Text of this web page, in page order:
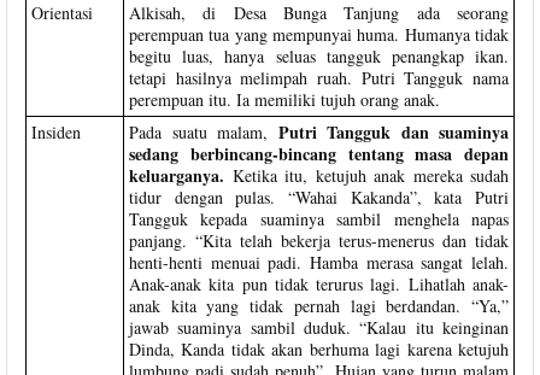
Orientasi
Alkisah, di Desa Bunga Tanjung ada seorang
perempuan tua yang mempunyai huma. Humanya tidak
begitu luas, hanya seluas tangguk penangkap ikan.
tetapi hasilnya melimpah ruah. Putri Tangguk nama
perempuan itu. Ia memiliki tujuh orang anak.
Insiden
Pada suatu malam, Putri Tangguk dan suaminya
sedang berbincang-bincang tentang masa depan
keluarganya. Ketika itu, ketujuh anak mereka sudah
tidur dengan pulas. “Wahai Kakanda”, kata Putri
Tangguk kepada suaminya sambil menghela napas
panjang. “Kita telah bekerja terus-menerus dan tidak
henti-henti menuai padi. Hamba merasa sangat lelah.
Anak-anak kita pun tidak terurus lagi. Lihatlah anak-
anak kita yang tidak pernah lagi berdandan. “Ya,”
jawab suaminya sambil duduk. “Kalau itu keinginan
Dinda, Kanda tidak akan berhuma lagi karena ketujuh